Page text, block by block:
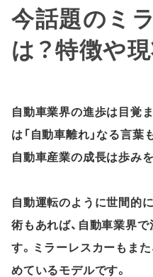
今話題のミ
は？特徴や
自動車業界の進歩は目覚
は「自動車離れ」なる言葉
自動車産業の成長は歩みを
自動運転のように世間的
術もあれば、自動車業界
す。ミラーレスカーもま
めているモデルです。